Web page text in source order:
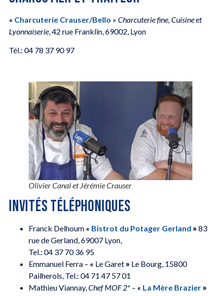
« Charcuterie Crauser/Bello » Charcuterie fine, Cuisine et
Lyonnaiserie, 42 rue Franklin, 69002, Lyon
Tél.: 04 78 37 90 97
Olivier Canal et Jérémie Crauser
INVITÉS TÉLÉPHONIQUES
Franck Delhoum « Bistrot du Potager Gerland » 83
rue de Gerland, 69007 Lyon,
Tel.: 04 37 70 36 95
Emmanuel Ferra – « Le Garet» Le Bourg, 15800
Pailherols, Tel.: 04 71 47 57 01
Mathieu Viannay,Chef MOF 2*– « La Mère Brazier»